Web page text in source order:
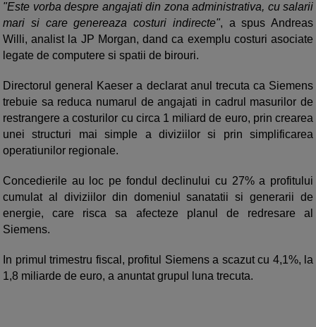
"Este vorba despre angajati din zona administrativa, cu salarii
mari si care genereaza costuri indirecte", a spus Andreas
Willi, analist la JP Morgan, dand ca exemplu costuri asociate
legate de computere si spatii de birouri.
Directorul general Kaeser a declarat anul trecuta ca Siemens
trebuie sa reduca numarul de angajati in cadrul masurilor de
restrangere a costurilor cu circa 1 miliard de euro, prin crearea
unei structuri mai simple a diviziilor si prin simplificarea
operatiunilor regionale.
Concedierile au loc pe fondul declinului cu 27% a profitului
cumulat al diviziilor din domeniul sanatatii si generarii de
energie, care risca sa afecteze planul de redresare al
Siemens.
In primul trimestru fiscal, profitul Siemens a scazut cu 4,1%, la
1,8 miliarde de euro, a anuntat grupul luna trecuta.